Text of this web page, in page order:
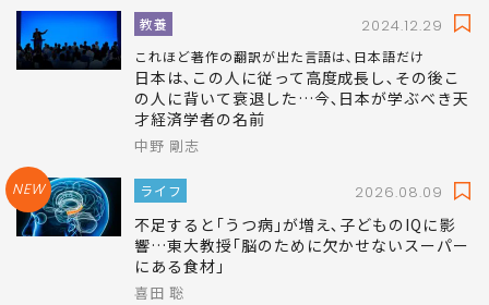
教養 2024.12.29
これほど著作の翻訳が出た言語は､日本語だけ
日本は､この人に従って高度成長し､その後こ
の人に背いて衰退した…今､日本が学ぶべき天
才経済学者の名前
中野 剛志
NEW ライフ 2026.08.09
不足すると｢うつ病｣が増え､子どものIQに影
響…東大教授｢脳のために欠かせないスーパー
にある食材｣
喜田 聡